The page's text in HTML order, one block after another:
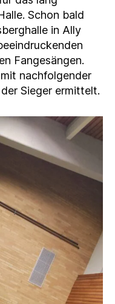
Schon bald
in Ally
Fangesängen.
nachfolgender
Sieger ermittelt.